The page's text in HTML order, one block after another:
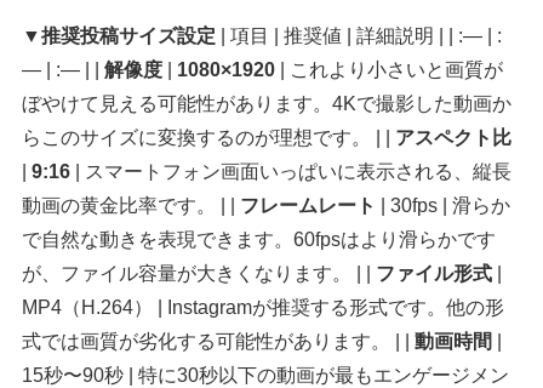
▼推奨投稿サイズ設定 | 項目 | 推奨値 | 詳細説明 | | :— | :
— | :— | |解像度 1080×1920 | これより小さいと画質が
ぼやけて見える可能性があります。4Kで撮影した動画か
らこのサイズに変換するのが理想です。 | | アスペクト比
|9:16 | スマートフォン画面いっぱいに表示される、縦長
動画の黄金比率です。 | | フレームレート
| 30fps | 滑らか
で自然な動きを表現できます。60fpsはより滑らかです
が、ファイル容量が大きくなります。 | | ファイル形式
MP4（H.264） | Instagramが推奨する形式です。他の形
式では画質が劣化する可能性があります。 | |動画時間
15秒〜90秒 | 特に30秒以下の動画が最もエンゲージメン